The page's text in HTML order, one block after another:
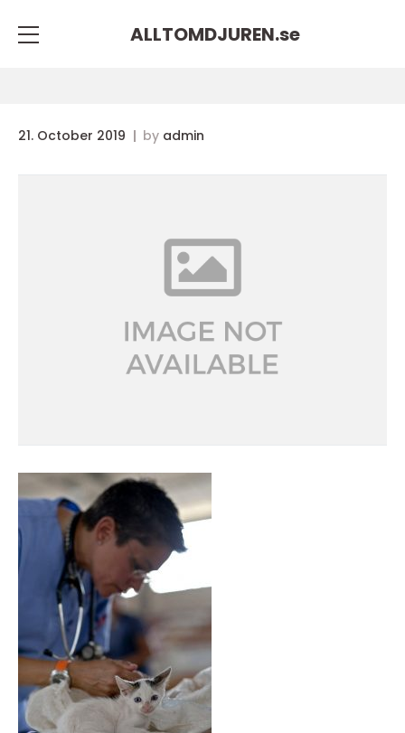
ALLTOMDJUREN.se
21. October 2019 by admin